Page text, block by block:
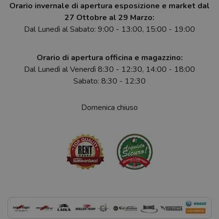
Orario invernale di apertura esposizione e market dal
27 Ottobre al 29 Marzo:
Dal Lunedì al Sabato: 9:00 - 13:00, 15:00 - 19:00
Orario di apertura officina e magazzino:
Dal Lunedì al Venerdì 8:30 - 12:30, 14:00 - 18:00
Sabato: 8:30 - 12:30
Domenica chiuso